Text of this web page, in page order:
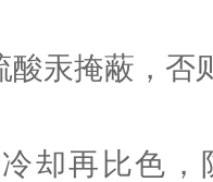
酸汞掩蔽，否
却再比色，